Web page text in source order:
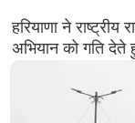
हरियाणा ने
अभियान को गति देते